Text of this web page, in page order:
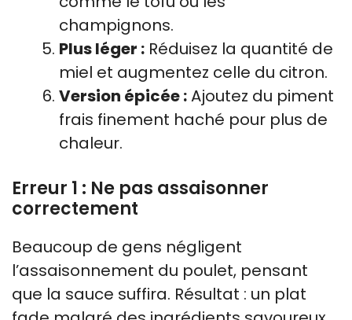
champignons.
Plus léger : Réduisez la quantité de
miel et augmentez celle du citron.
Version épicée :Ajoutez du piment
frais finement haché pour plus de
chaleur.
Erreur 1 : Ne pas assaisonner
correctement
Beaucoup de gens négligent
l’assaisonnement du poulet, pensant
que la sauce suffira. Résultat : un plat